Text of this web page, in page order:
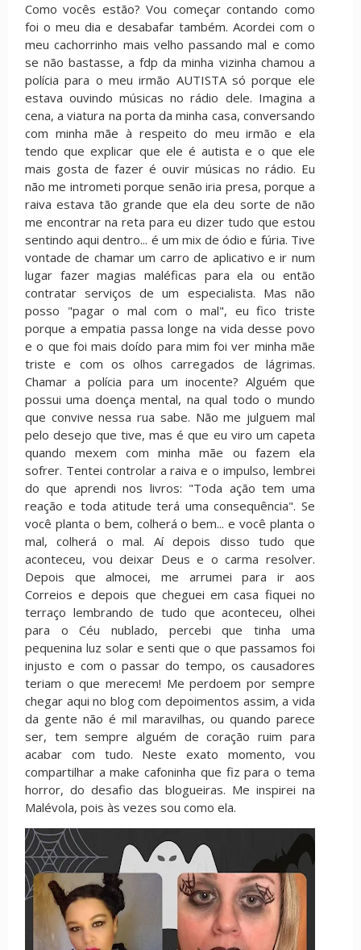
Como vocês estão? Vou começar contando como
foi o meu dia e desabafar também. Acordei com o
meu cachorrinho mais velho passando mal e como
se não bastasse, a fdp da minha vizinha chamou a
polícia para o meu irmão AUTISTA só porque ele
estava ouvindo músicas no rádio dele. Imagina a
cena, a viatura na porta da minha casa, conversando
com minha mãe à respeito do meu irmão e ela
tendo que explicar que ele é autista e o que ele
mais gosta de fazer é ouvir músicas no rádio. Eu
não me intrometi porque senão iria presa, porque a
raiva estava tão grande que ela deu sorte de não
me encontrar na reta para eu dizer tudo que estou
sentindo aqui dentro... é um mix de ódio e fúria. Tive
vontade de chamar um carro de aplicativo e ir num
lugar fazer magias maléficas para ela ou então
contratar serviços de um especialista. Mas não
posso "pagar o mal com o mal", eu fico triste
porque a empatia passa longe na vida desse povo
e o que foi mais doído para mim foi ver minha mãe
triste e com os olhos carregados de lágrimas.
Chamar a polícia para um inocente? Alguém que
possui uma doença mental, na qual todo o mundo
que convive nessa rua sabe. Não me julguem mal
pelo desejo que tive, mas é que eu viro um capeta
quando mexem com minha mãe ou fazem ela
sofrer. Tentei controlar a raiva e o impulso, lembrei
do que aprendi nos livros: "Toda ação tem uma
reação e toda atitude terá uma consequência". Se
você planta o bem, colherá o bem... e você planta o
mal, colherá o mal. Aí depois disso tudo que
aconteceu, vou deixar Deus e o carma resolver.
Depois que almocei, me arrumei para ir aos
Correios e depois que cheguei em casa fiquei no
terraço lembrando de tudo que aconteceu, olhei
para o Céu nublado, percebi que tinha uma
pequenina luz solar e senti que o que passamos foi
injusto e com o passar do tempo, os causadores
teriam o que merecem! Me perdoem por sempre
chegar aqui no blog com depoimentos assim, a vida
da gente não é mil maravilhas, ou quando parece
ser, tem sempre alguém de coração ruim para
acabar com tudo. Neste exato momento, vou
compartilhar a make cafoninha que fiz para o tema
horror, do desafio das blogueiras. Me inspirei na
Malévola, pois às vezes sou como ela.